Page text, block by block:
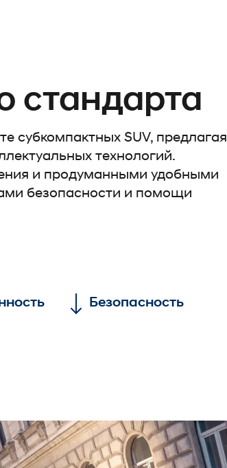
стандарта
субкомпактных SUV, предлагая
технологий.
и продуманными удобными
безопасности и помощи
Безопасность